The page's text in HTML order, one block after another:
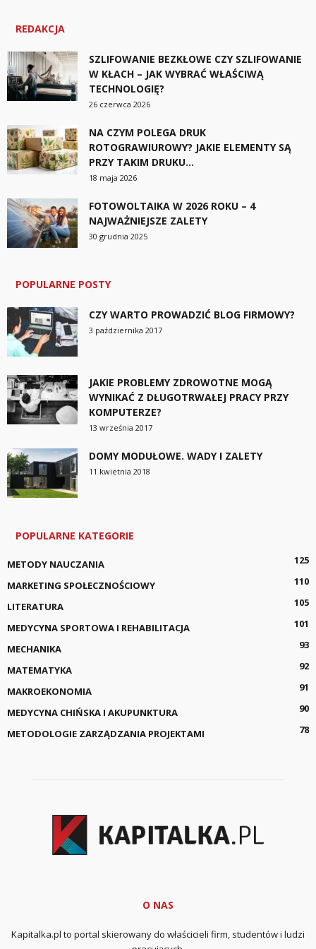
REDAKCJA
SZLIFOWANIE BEZKŁOWE CZY SZLIFOWANIE
W KŁACH – JAK WYBRAĆ WŁAŚCIWĄ
TECHNOLOGIĘ?
26 czerwca 2026
NA CZYM POLEGA DRUK
ROTOGRAWIUROWY? JAKIE ELEMENTY SĄ
PRZY TAKIM DRUKU...
18 maja 2026
FOTOWOLTAIKA W 2026 ROKU – 4
NAJWAŻNIEJSZE ZALETY
30 grudnia 2025
POPULARNE POSTY
CZY WARTO PROWADZIĆ BLOG FIRMOWY?
3 października 2017
JAKIE PROBLEMY ZDROWOTNE MOGĄ
WYNIKAĆ Z DŁUGOTRWAŁEJ PRACY PRZY
KOMPUTERZE?
13 września 2017
DOMY MODUŁOWE. WADY I ZALETY
11 kwietnia 2018
POPULARNE KATEGORIE
METODY NAUCZANIA
125
MARKETING SPOŁECZNOŚCIOWY
110
LITERATURA
105
MEDYCYNA SPORTOWA I REHABILITACJA
101
MECHANIKA
93
MATEMATYKA
92
MAKROEKONOMIA
91
MEDYCYNA CHIŃSKA I AKUPUNKTURA
90
METODOLOGIE ZARZĄDZANIA PROJEKTAMI
78
O NAS
Kapitalka.pl to portal skierowany do właścicieli firm, studentów i ludzi